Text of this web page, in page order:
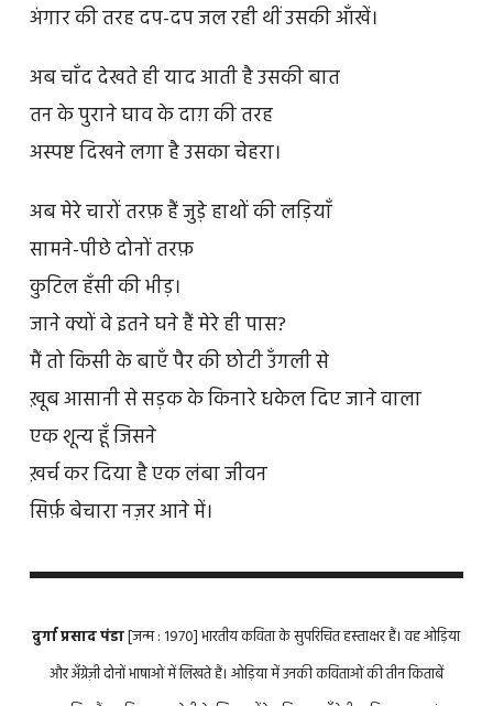
अंगार की तरह दप-दप जल रही थीं उसकी आँखें।
अब चाँद देखते ही याद आती है उसकी बात
तन के पुराने घाव के दाग़ की तरह
अस्पष्ट दिखने लगा है उसका चेहरा।
अब मेरे चारों तरफ़ हैं जुड़े हाथों की लड़ियाँ
सामने-पीछे दोनों तरफ़
कुटिल हँसी की भीड़।
जाने क्यों वे इतने घने हैं मेरे ही पास?
मैं तो किसी के बाएँ पैर की छोटी उँगली से
ख़ूब आसानी से सड़क के किनारे धकेल दिए जाने वाला
एक शून्य हूँ जिसने
ख़र्च कर दिया है एक लंबा जीवन
सिर्फ़ बेचारा नज़र आने में।
दुर्गा प्रसाद पंडा[जन्म : 1970] भारतीय कविता के सुपरिचित हस्ताक्षर हैं। वह ओड़िया
और अँग्रेज़ी दोनों भाषाओं में लिखते हैं। ओड़िया में उनकी कविताओं की तीन किताबें